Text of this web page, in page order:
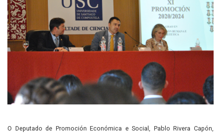
O Deputado de Promoción Económica e Social, Pablo Rivera Capón,